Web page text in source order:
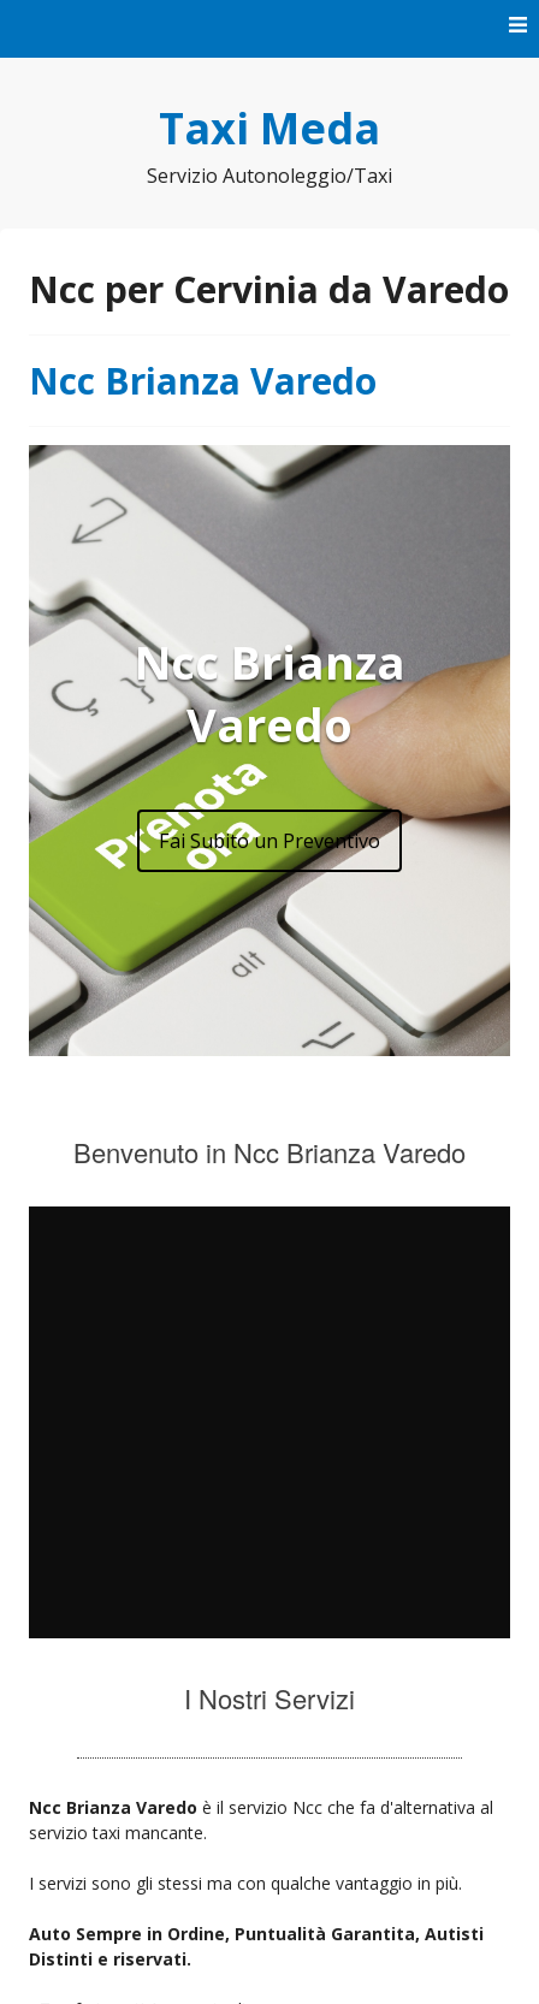
Taxi Meda
Servizio Autonoleggio/Taxi
Ncc per Cervinia da Varedo
Ncc Brianza Varedo
Ncc Brianza
Varedo
Fai Subito un Preventivo
Benvenuto in Ncc Brianza Varedo
I Nostri Servizi
Ncc Brianza Varedo è il servizio Ncc che fa d'alternativa al
servizio taxi mancante.
I servizi sono gli stessi ma con qualche vantaggio in più.
Auto Sempre in Ordine, Puntualità Garantita, Autisti
Distinti e riservati.